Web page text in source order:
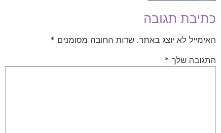
כתיבת תגובה
האימייל לא יוצג באתר. שדות החובה מסומנים *
התגובה שלך *